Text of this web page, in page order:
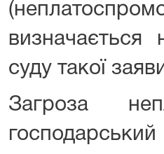
суду такої
Загроза